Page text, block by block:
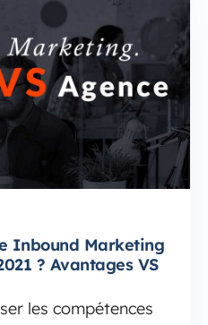
Inbound Marketing
? Avantages VS
les compétences